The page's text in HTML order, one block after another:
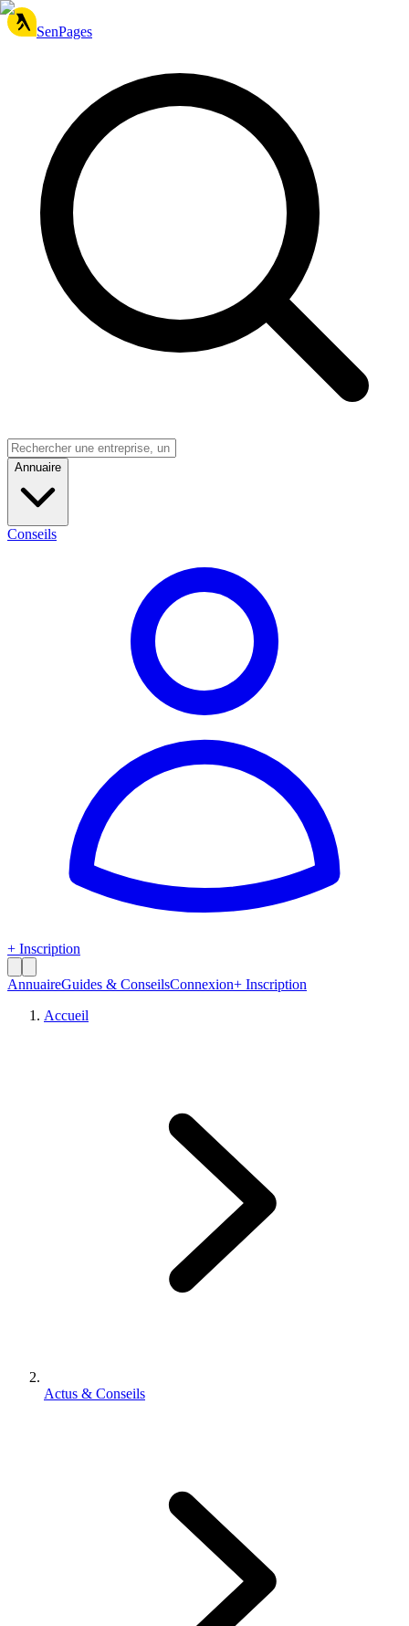
SenPages
Annuaire
Conseils
+ Inscription
AnnuaireGuides & ConseilsConnexion+ Inscription
Accueil
Actus & Conseils